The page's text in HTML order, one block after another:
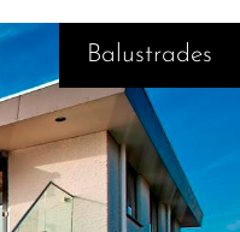
Balustrades